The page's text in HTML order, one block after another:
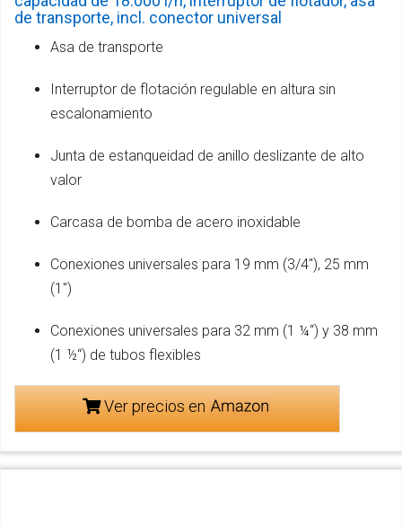
de transporte, incl. conector universal
Asa de transporte
Interruptor de flotación regulable en altura sin
escalonamiento
Junta de estanqueidad de anillo deslizante de alto
valor
Carcasa de bomba de acero inoxidable
Conexiones universales para 19 mm (3/4"), 25 mm
(1")
Conexiones universales para 32 mm (1 ¼“) y 38 mm
(1 ½“) de tubos flexibles
Ver precios en